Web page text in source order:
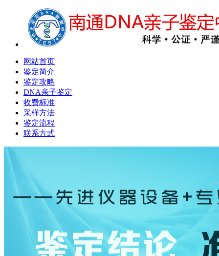
网站首页
鉴定简介
鉴定攻略
DNA亲子鉴定
收费标准
采样方法
鉴定流程
联系方式